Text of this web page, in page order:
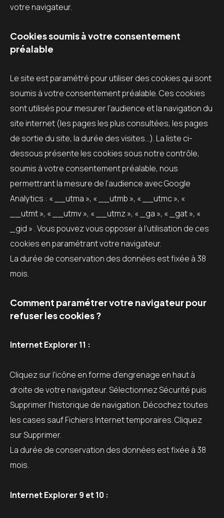
votre navigateur.
Cookies soumis à votre consentement
préalable
Le site est paramétré pour utiliser des cookies qui sont
soumis à votre consentement préalable. Ces cookies
sont utilisés pour mesurer l’audience et la navigation du
site internet (les pages les plus consultées, les pages
de sortie du site, la durée des visites…). La liste ci-
dessous présente les cookies sous notre contrôle,
soumis à votre consentement préalable, nous
permettrant la mesure de l’audience avec Google
Analytics : « __utma », « __utmb », « __utmc », «
__utmt », « __utmv », « __utmz », « _ga », « _gat », «
_gid » . Vous pouvez vous opposer à l’utilisation de ces
cookies en paramétrant votre navigateur.
La durée de conservation des données est fixée à 38
mois.
Comment paramétrer votre navigateur pour
refuser les cookies ?
Internet Explorer 11 :
Cliquez sur l’icône en forme d’engrenage en haut à
droite de votre navigateur. Sélectionnez Sécurité puis
Supprimer l’historique de navigation. Décochez toutes
les cases sauf Fichiers Internet temporaires. Cliquez
sur Supprimer.
La durée de conservation des données est fixée à 38
mois.
Internet Explorer 9 et 10 :